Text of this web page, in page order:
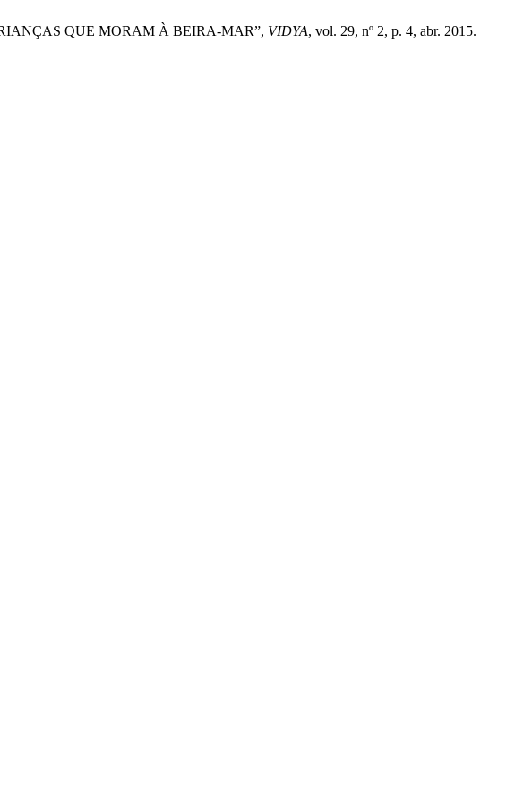
QUE MORAM À BEIRA-MAR”, VIDYA, vol. 29, nº 2, p. 4, abr. 2015.